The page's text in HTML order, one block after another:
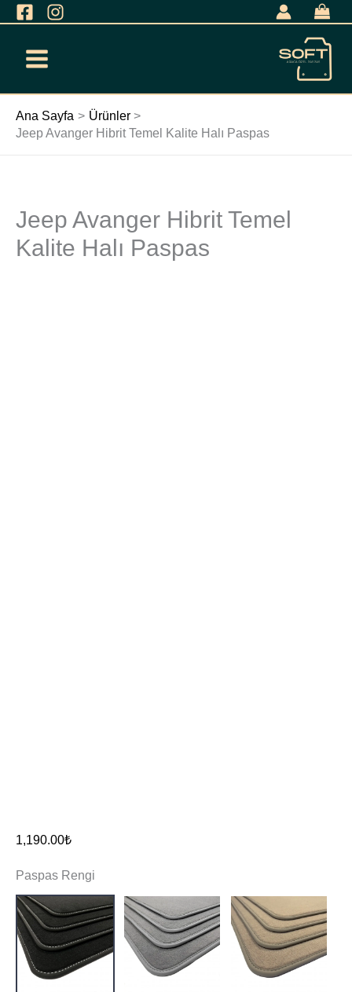
İçeriğe
Ana Sayfa
Ürünler
Jeep Avanger Hibrit Temel Kalite Halı Paspas
Jeep Avanger Hibrit Temel
Kalite Halı Paspas
1,190.00₺
Paspas Rengi
Jeep
Avanger